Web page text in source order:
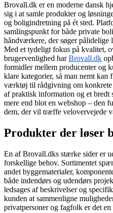
Brovall.dk er en moderne dansk
sig i at samle produkter og
og boligindretning på ét sted.
samlingspunkt for både private
håndværkere, der søger pålidelige
Med et tydeligt fokus på kvalitet,
brugervenlighed harBrovall.dk
formidler mellem producenter og
klare kategorier, så man nemt
værktøj til rådgivning om
af praktisk information og et bredt
mere end blot en webshop – den
dem, der vil træffe velovervejede
Produkter der løser
En af Brovall.dks stærke sider er
forskellige behov. Sortimentet
andet byggematerialer,
både indendørs og udendørs
ledsages af beskrivelser og
kunden at sammenligne
privatpersoner og fagfolk er det